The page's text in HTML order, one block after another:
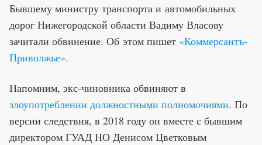
Бывшему министру транспорта и автомобильных
дорог Нижегородской области Вадиму Власову
зачитали обвинение. Об этом пишет «Коммерсантъ-
Приволжье».
Напомним, экс-чиновника обвиняют в
злоупотреблении должностными полномочиями. По
версии следствия, в 2018 году он вместе с бывшим
директором ГУАД НО Денисом Цветковым